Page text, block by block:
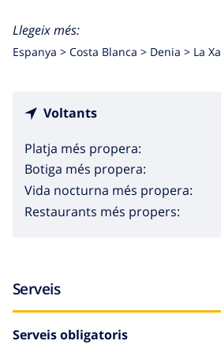
Llegeix més:
Espanya > Costa Blanca > Denia > La
Voltants
Platja més propera:
Botiga més propera:
Vida nocturna més propera:
Restaurants més propers:
Serveis
Serveis obligatoris